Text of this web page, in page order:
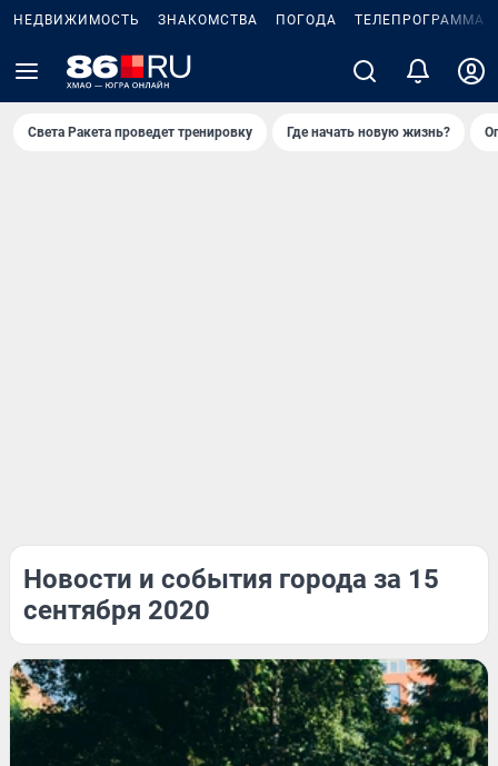
НЕДВИЖИМОСТЬ ЗНАКОМСТВА ПОГОДА ТЕЛЕПРОГРАММА
Света Ракета проведет тренировку Где начать новую жизнь?
Новости и события города за 15
сентября 2020